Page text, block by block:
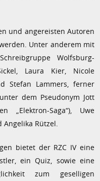
und angereisten Autoren
Unter anderem mit
Wolfsburg-
Laura Kier, Nicole
Stefan Lammers, ferner
dem Pseudonym Jott
„Elektron-Saga“), Uwe
Angelika Rützel.
bietet der RZC IV eine
ein Quiz, sowie eine
zum geselligen